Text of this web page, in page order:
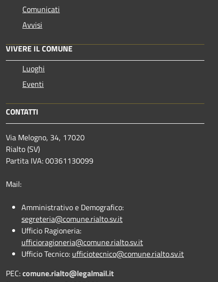
Comunicati
Avvisi
VIVERE IL COMUNE
Luoghi
Eventi
CONTATTI
Via Melogno, 34, 17020
Rialto (SV)
Partita IVA: 00361130099
Mail:
Amministrativo e Demografico:
segreteria@comune.rialto.sv.it
Ufficio Ragioneria:
ufficioragioneria@comune.rialto.sv.it
Ufficio Tecnico: ufficiotecnico@comune.rialto.sv.it
PEC:comune.rialto@legalmail.it